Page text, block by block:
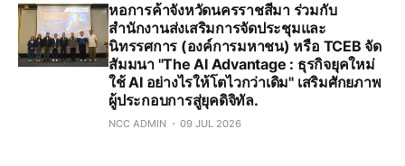
หอการค้าจังหวัดนครราชสีมา ร่วมกับ
สำนักงานส่งเสริมการจัดประชุมและ
นิทรรศการ (องค์การมหาชน) หรือ TCEB จัด
สัมมนา "The AI Advantage : ธุรกิจยุคใหม่
ใช้ AI อย่างไรให้โตไวกว่าเดิม" เสริมศักยภาพ
ผู้ประกอบการสู่ยุคดิจิทัล.
NCC ADMIN 09 JUL 2026